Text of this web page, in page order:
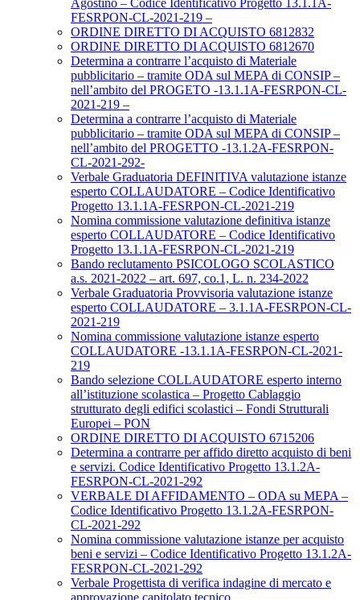
Agostino – Codice Identificativo Progetto 13.1.1A-
FESRPON-CL-2021-219 –
ORDINE DIRETTO DI ACQUISTO 6812832
ORDINE DIRETTO DI ACQUISTO 6812670
Determina a contrarre l’acquisto di Materiale
pubblicitario – tramite ODA sul MEPA di CONSIP –
nell’ambito del PROGETO -13.1.1A-FESRPON-CL-
2021-219 –
Determina a contrarre l’acquisto di Materiale
pubblicitario – tramite ODA sul MEPA di CONSIP –
nell’ambito del PROGETTO -13.1.2A-FESRPON-
CL-2021-292-
Verbale Graduatoria DEFINITIVA valutazione istanze
esperto COLLAUDATORE – Codice Identificativo
Progetto 13.1.1A-FESRPON-CL-2021-219
Nomina commissione valutazione definitiva istanze
esperto COLLAUDATORE – Codice Identificativo
Progetto 13.1.1A-FESRPON-CL-2021-219
Bando reclutamento PSICOLOGO SCOLASTICO
a.s. 2021-2022 – art. 697, co.1, L. n. 234-2022
Verbale Graduatoria Provvisoria valutazione istanze
esperto COLLAUDATORE – 3.1.1A-FESRPON-CL-
2021-219
Nomina commissione valutazione istanze esperto
COLLAUDATORE -13.1.1A-FESRPON-CL-2021-
219
Bando selezione COLLAUDATORE esperto interno
all’istituzione scolastica – Progetto Cablaggio
strutturato degli edifici scolastici – Fondi Strutturali
Europei – PON
ORDINE DIRETTO DI ACQUISTO 6715206
Determina a contrarre per affido diretto acquisto di beni
e servizi. Codice Identificativo Progetto 13.1.2A-
FESRPON-CL-2021-292
VERBALE DI AFFIDAMENTO – ODA su MEPA –
Codice Identificativo Progetto 13.1.2A-FESRPON-
CL-2021-292
Nomina commissione valutazione istanze per acquisto
beni e servizi – Codice Identificativo Progetto 13.1.2A-
FESRPON-CL-2021-292
Verbale Progettista di verifica indagine di mercato e